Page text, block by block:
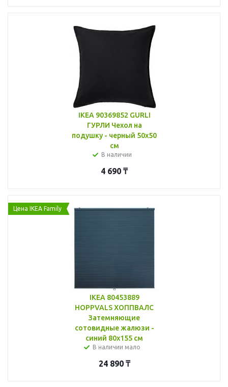
IKEA 90369852 GURLI
ГУРЛИ Чехол на
подушку - черный 50x50
см
В наличии
4 690 ₸
Цена IKEA Family
IKEA 80453889
HOPPVALS ХОППВАЛС
Затемняющие
сотовидные жалюзи -
синий 80x155 см
В наличии мало
24 890₸